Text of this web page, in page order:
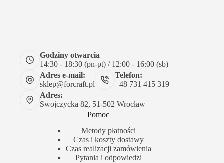
Godziny otwarcia
14:30 - 18:30 (pn-pt) / 12:00 - 16:00 (sb)
Adres e-mail:
sklep@forcraft.pl
Telefon:
+48 731 415 319
Adres:
Swojczycka 82, 51-502 Wrocław
Pomoc
Metody płatności
Czas i koszty dostawy
Czas realizacji zamówienia
Pytania i odpowiedzi